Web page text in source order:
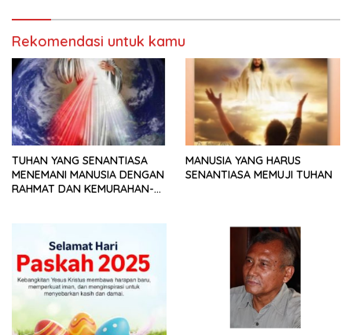
Rekomendasi untuk kamu
TUHAN YANG SENANTIASA
MENEMANI MANUSIA DENGAN
RAHMAT DAN KEMURAHAN-
MANUSIA YANG HARUS
SENANTIASA MEMUJI TUHAN